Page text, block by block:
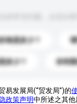
格是多少？
多少？ 你有
易发展局(“贸发局”)的
政策声明中所述之其